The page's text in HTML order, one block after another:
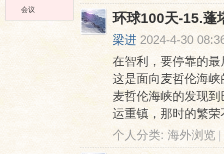
环球100天-15.蓬
梁进 2024-4-30
在智利，要停靠的
这是⾯向⻨哲伦海
⻨哲伦海峡的发现
运重镇，那时的繁
个人分类:海外浏览 |
会议